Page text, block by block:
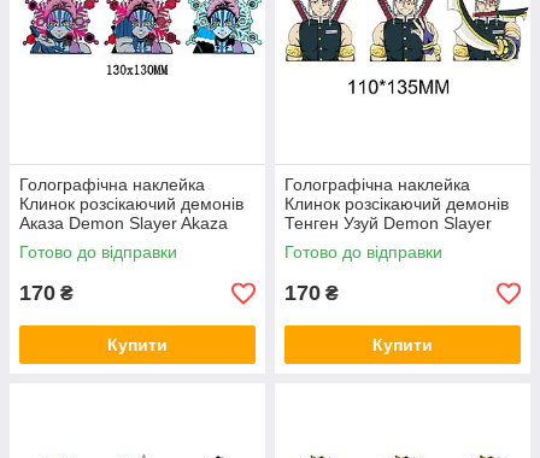
Голографічна наклейка
Клинок розсікаючий демонів
Аказа Demon Slayer Akaza
130x130 мм
Готово до відправки
170 ₴
Купити
Голографічна наклейка
Клинок розсікаючий демонів
Тенген Узуй Demon Slayer
Uzui Tengen 110x135 мм
Готово до відправки
170 ₴
Купити